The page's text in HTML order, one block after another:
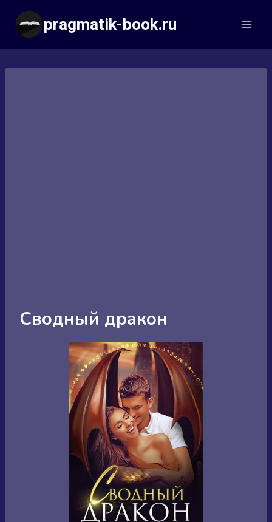
Перейти
содержимому
pragmatik-book.ru
Сводный дракон